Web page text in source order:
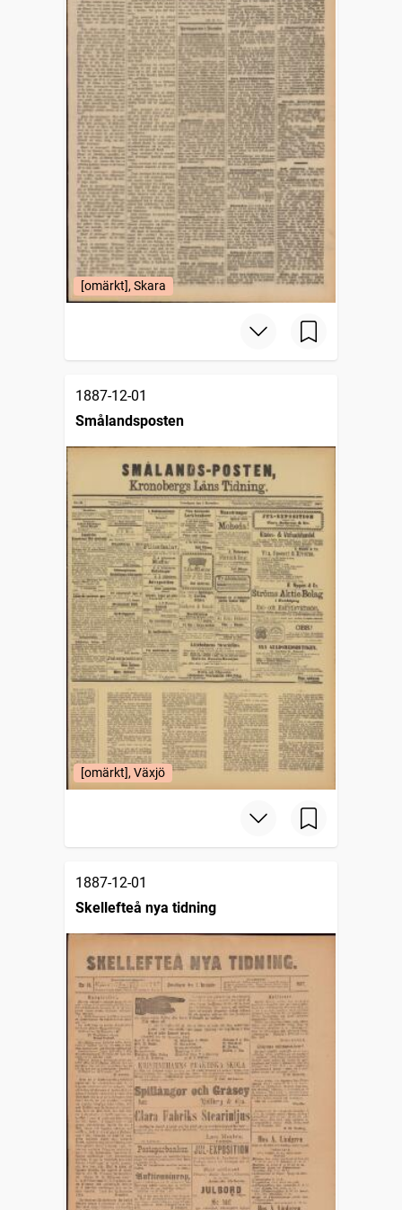
[omärkt], Skara
1887-12-01
Smålandsposten
[omärkt], Växjö
1887-12-01
Skellefteå nya tidning